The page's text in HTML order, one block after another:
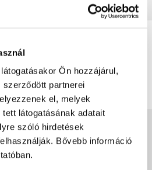
Ön hozzájárul,
partnerei
el, melyek
látogatásának adatait
szóló hirdetések
Bővebb információ
írása